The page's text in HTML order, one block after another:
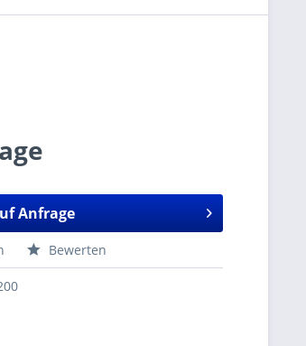
Anfrage
Bewerten